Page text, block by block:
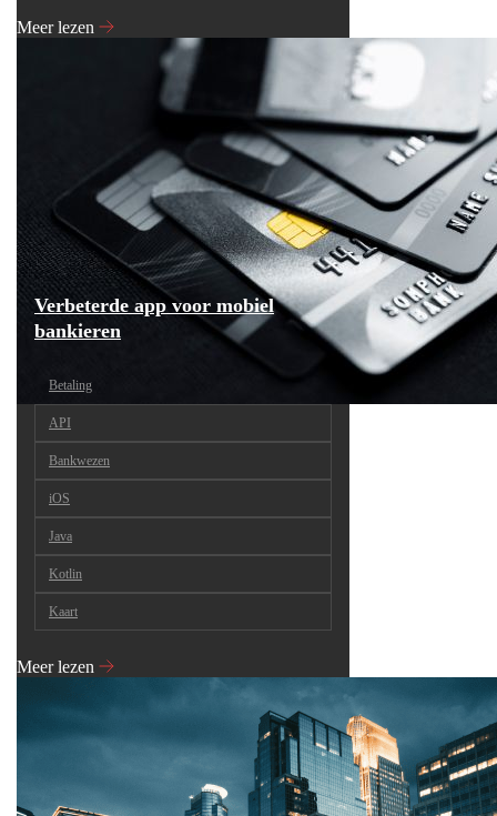
Meer lezen
Verbeterde app voor mobiel
bankieren
Betaling
API
Bankwezen
iOS
Java
Kotlin
Kaart
Meer lezen